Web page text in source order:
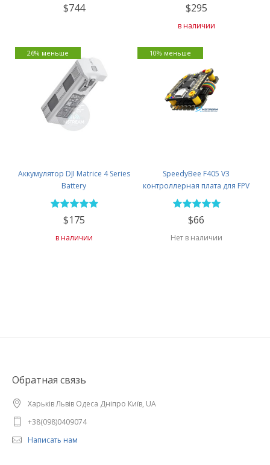
$744 $295
в наличии
Аккумулятор DJI Matrice 4 Series
Battery
$175
в наличии
26% меньше
SpeedyBee F405 V3
контроллерная плата для FPV
$66
Нет в наличии
10% меньше
Обратная связь
Харьків Львів Одеса Дніпро Київ, UA
+38(098)0409074
Написать нам